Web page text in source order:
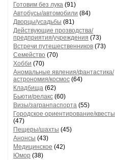
Готовим без лука (91)
Автобусы/автомобили (84)
Дворцы/усадьбы (81)
Действующие прозводства/
предприятия/учреждения (73)
Встречи путешественников (73)
Семейство (70)
Хобби (70)
Аномальные явления/фантастика/
астрономия/космос (64)
Кладбища (62)
Бьюти/релакс (60)
Визы/загранпаспорта (55)
Городское ориентирование/квесты
(47)
Пещеры/шахты (45)
Анонсы (43)
Медицинское (42)
Юмор (38)